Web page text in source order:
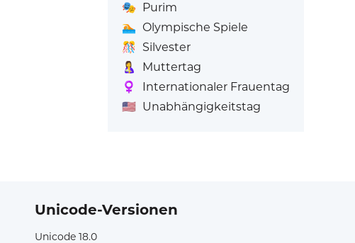
🎭 Purim
🏊 Olympische Spiele
🎊
Silvester
🤱
Muttertag
♀️
Internationaler Frauentag
🇺🇸 Unabhängigkeitstag
Unicode-Versionen
Unicode 18.0